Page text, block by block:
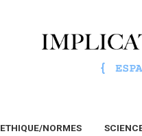
ETHIQUE/NORMES